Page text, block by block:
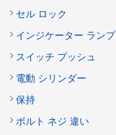
セル ロック
インジケーター ランプ
スイッチ プッシュ
電動 シリンダー
保持
ボルト ネジ 違い